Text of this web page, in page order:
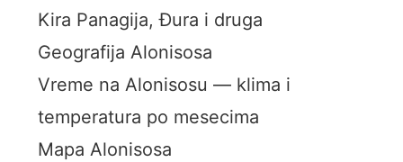
Kira Panagija, Đura i druga
Geografija Alonisosa
Vreme na Alonisosu — klima i
temperatura po mesecima
Mapa Alonisosa